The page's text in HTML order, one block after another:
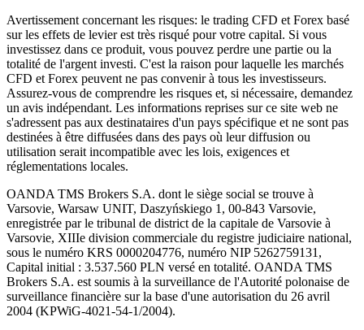
Avertissement concernant les risques: le trading CFD et Forex basé
sur les effets de levier est très risqué pour votre capital. Si vous
investissez dans ce produit, vous pouvez perdre une partie ou la
totalité de l'argent investi. C'est la raison pour laquelle les marchés
CFD et Forex peuvent ne pas convenir à tous les investisseurs.
Assurez-vous de comprendre les risques et, si nécessaire, demandez
un avis indépendant. Les informations reprises sur ce site web ne
s'adressent pas aux destinataires d'un pays spécifique et ne sont pas
destinées à être diffusées dans des pays où leur diffusion ou
utilisation serait incompatible avec les lois, exigences et
réglementations locales.
OANDA TMS Brokers S.A. dont le siège social se trouve à
Varsovie, Warsaw UNIT, Daszyńskiego 1, 00-843 Varsovie,
enregistrée par le tribunal de district de la capitale de Varsovie à
Varsovie, XIIIe division commerciale du registre judiciaire national,
sous le numéro KRS 0000204776, numéro NIP 5262759131,
Capital initial : 3.537.560 PLN versé en totalité. OANDA TMS
Brokers S.A. est soumis à la surveillance de l'Autorité polonaise de
surveillance financière sur la base d'une autorisation du 26 avril
2004 (KPWiG-4021-54-1/2004).